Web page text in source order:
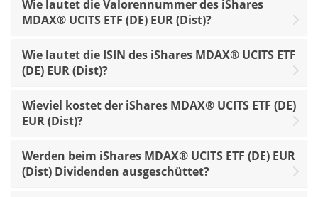
Wie lautet die Valorennummer des iShares
MDAX® UCITS ETF (DE) EUR (Dist)?
Wie lautet die ISIN des iShares MDAX® UCITS ETF
(DE) EUR (Dist)?
Wieviel kostet der iShares MDAX® UCITS ETF (DE)
EUR (Dist)?
Werden beim iShares MDAX® UCITS ETF (DE) EUR
(Dist) Dividenden ausgeschüttet?